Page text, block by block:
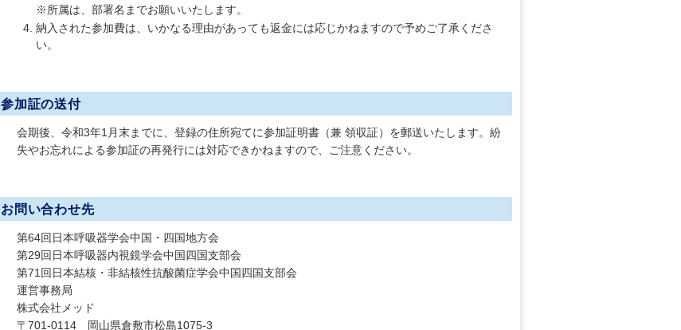
※所属は、部署名までお願いいたします。
納入された参加費は、いかなる理由があっても返金には応じかねますので予めご了承くださ
い。
参加証の送付
会期後、令和3年1月末までに、登録の住所宛てに参加証明書（兼 領収証）を郵送いたします。紛
失やお忘れによる参加証の再発行には対応できかねますので、ご注意ください。
お問い合わせ先
第64回日本呼吸器学会中国・四国地方会
第29回日本呼吸器内視鏡学会中国四国支部会
第71回日本結核・非結核性抗酸菌症学会中国四国支部会
運営事務局
株式会社メッド
〒701-0114 岡山県倉敷市松島1075-3